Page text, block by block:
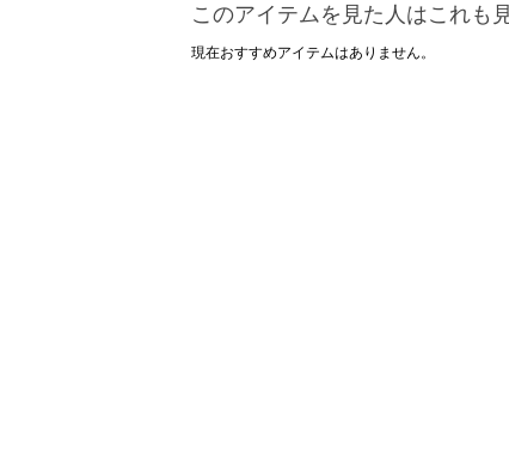
このアイテムを見た人はこれも
現在おすすめアイテムはありません。